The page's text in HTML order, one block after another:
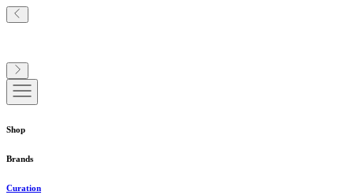
Shop
Brands
Curation